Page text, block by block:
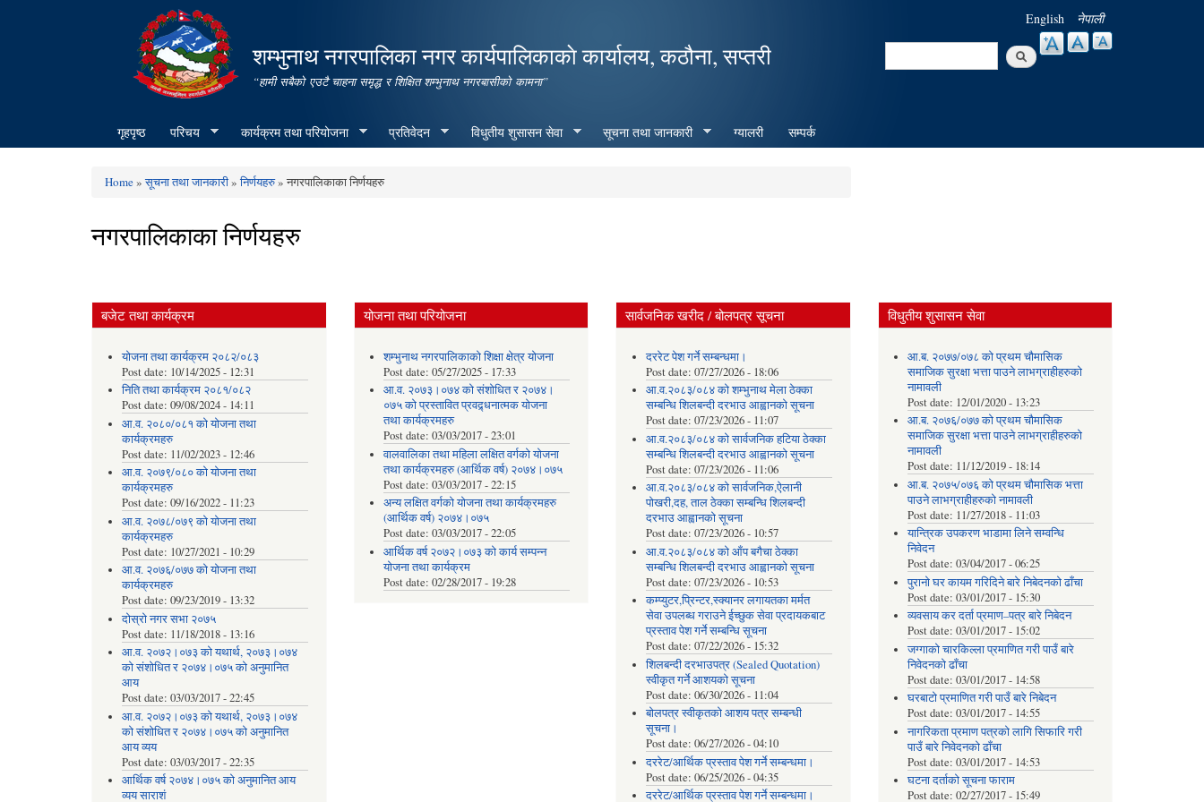
content
शम्भुनाथ नगरपालिका नगर कार्यपालिकाकाे कार्यालय, कठौना, सप्तरी
“हामी सबैको एउटै चाहना समृद्ध र शिक्षित शम्भुनाथ नगरबासीको कामना”
English नेपाली
Search
गृहपृष्ठ परिचय कार्यक्रम तथा परियोजना प्रतिवेदन विधुतीय शुसासन सेवा सूचना तथा जानकारी ग्यालरी सम्पर्क
You are here
Home»सूचना तथा जानकारी»निर्णयहरु» नगरपालिकाका निर्णयहरु
नगरपालिकाका निर्णयहरु
बजेट तथा कार्यक्रम
योजना तथा कार्यक्रम २०८२/०८३
Post date: 10/14/2025 - 12:31
निति तथा कार्यक्रम २०८१/०८२
Post date: 09/08/2024 - 14:11
आ.व. २०८०/०८१ को योजना तथा
कार्यक्रमहरु
Post date: 11/02/2023 - 12:46
आ.व. २०७९/०८० को योजना तथा
कार्यक्रमहरु
Post date: 09/16/2022 - 11:23
आ.व. २०७८/०७९ को योजना तथा
कार्यक्रमहरु
Post date: 10/27/2021 - 10:29
आ.व. २०७६/०७७ को योजना तथा
कार्यक्रमहरु
Post date: 09/23/2019 - 13:32
दोस्रो नगर सभा २०७५
Post date: 11/18/2018 - 13:16
आ.व. २०७२।०७३ को यथार्थ, २०७३।०७४
को संशोधित र २०७४।०७५ को अनुमानित
आय
Post date: 03/03/2017 - 22:45
आ.व. २०७२।०७३ को यथार्थ, २०७३।०७४
को संशोधित र २०७४।०७५ को अनुमानित
आय व्यय
Post date: 03/03/2017 - 22:35
आर्थिक वर्ष २०७४।०७५ को अनुमानित आय
व्यय साराशं
योजना तथा परियोजना
शम्भुनाथ नगरपालिकाको शिक्षा क्षेत्र योजना
Post date:05/27/2025 - 17:33
आ.व. २०७३।०७४ को संशोधित र २०७४।
०७५ को प्रस्तावित प्रवद्र्धनात्मक योजना
तथा कार्यक्रमहरु
Post date:03/03/2017 - 23:01
वालवालिका तथा महिला लक्षित वर्गको योजना
तथा कार्यक्रमहरु (आर्थिक वर्ष) २०७४।०७५
Post date:03/03/2017 - 22:15
अन्य लक्षित वर्गको योजना तथा कार्यक्रमहरु
(आर्थिक वर्ष) २०७४।०७५
Post date:03/03/2017 - 22:05
आर्थिक वर्ष २०७२।०७३ को कार्य सम्पन्न
योजना तथा कार्यक्रम
Post date:02/28/2017 - 19:28
सार्वजनिक खरीद / बोलपत्र सूचना
दररेट पेश गर्ने सम्बन्धमा।
Post date: 07/27/2026 - 18:06
आ.व.२०८३/०८४ को शम्भुनाथ मेला ठेक्का
सम्बन्धि शिलबन्दी दरभाउ आह्वानको सूचना
Post date: 07/23/2026 - 11:07
आ.व.२०८३/०८४ को सार्वजनिक हटिया ठेक्का
सम्बन्धि शिलबन्दी दरभाउ आह्वानको सूचना
Post date: 07/23/2026 - 11:06
आ.व.२०८३/०८४ को सार्वजनिक,ऐलानी
पोखरी,दह, ताल ठेक्का सम्बन्धि शिलबन्दी
दरभाउ आह्वानको सूचना
Post date: 07/23/2026 - 10:57
आ.व.२०८३/०८४ को आँप बगैचा ठेक्का
सम्बन्धि शिलबन्दी दरभाउ आह्वानको सूचना
Post date: 07/23/2026 - 10:53
कम्प्युटर,प्रिन्टर,स्क्यानर लगायतका मर्मत
सेवा उपलब्ध गराउने ईच्छुक सेवा प्रदायकबाट
प्रस्ताव पेश गर्ने सम्बन्धि सूचना
Post date: 07/22/2026 - 15:32
शिलबन्दी दरभाउपत्र (Sealed Quotation)
स्वीकृत गर्ने आशयको सूचना
Post date: 06/30/2026 - 11:04
बोलपत्र स्वीकृतको आशय पत्र सम्बन्धी
सूचना।
Post date: 06/27/2026 - 04:10
दररेट/आर्थिक प्रस्ताव पेश गर्ने सम्बन्धमा।
Post date: 06/25/2026 - 04:35
दररेट/आर्थिक प्रस्ताव पेश गर्ने सम्बन्धमा।
विधुतीय शुसासन सेवा
आ.ब. २०७७/०७८ को प्रथम चौमासिक
समाजिक सुरक्षा भत्ता पाउने लाभग्राहीहरुको
नामावली
Post date: 12/01/2020 - 13:23
आ.ब. २०७६/०७७ को प्रथम चौमासिक
समाजिक सुरक्षा भत्ता पाउने लाभग्राहीहरुको
नामावली
Post date: 11/12/2019 - 18:14
आ.ब. २०७५/०७६ को प्रथम चौमासिक भत्ता
पाउने लाभग्राहीहरुको नामावली
Post date: 11/27/2018 - 11:03
यान्त्रिक उपकरण भाडामा लिने सम्वन्धि
निवेदन
Post date:03/04/2017 - 06:25
पुरानो घर कायम गरिदिने बारे निबेदनको ढाँचा
Post date:03/01/2017 - 15:30
व्यवसाय कर दर्ता प्रमाण–पत्र बारे निबेदन
Post date:03/01/2017 - 15:02
जग्गाको चारकिल्ला प्रमाणित गरी पाउँ बारे
निवेदनको ढाँचा
Post date:03/01/2017 - 14:58
घरबाटो प्रमाणित गरी पाउँ बारे निबेदन
Post date:03/01/2017 - 14:55
नागरिकता प्रमाण पत्रको लागि सिफारि गरी
पाउँ बारे निवेदनको ढाँचा
Post date:03/01/2017 - 14:53
घटना दर्ताको सूचना फाराम
Post date:02/27/2017 - 15:49